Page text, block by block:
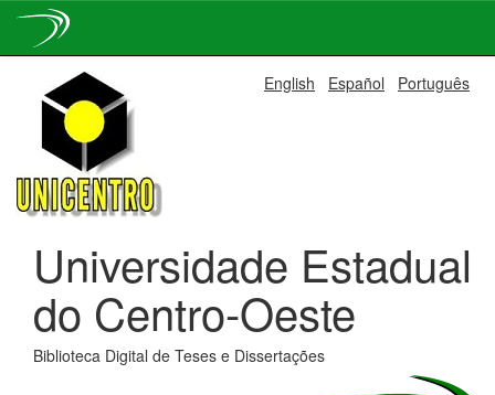
navigation
English Español Português
Universidade Estadual
do Centro-Oeste
Biblioteca Digital de Teses e Dissertações